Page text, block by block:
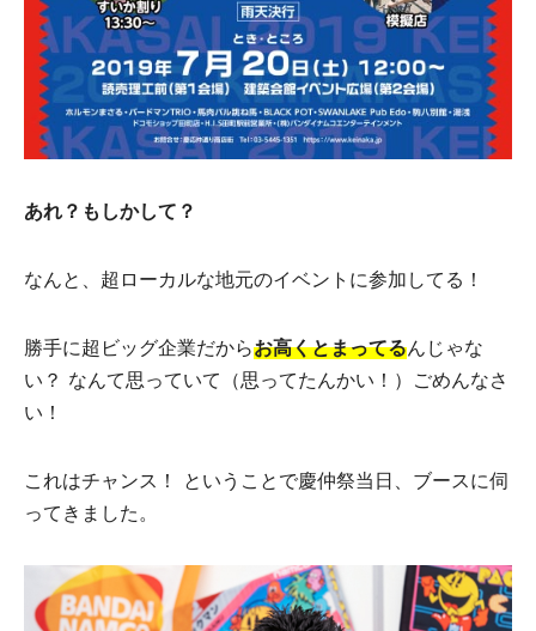
あれ？もしかして？
なんと、超ローカルな地元のイベントに参加してる！
勝手に超ビッグ企業だからお高くとまってるんじゃな
い？ なんて思っていて（思ってたんかい！）ごめんなさ
い！
これはチャンス！ ということで慶仲祭当日、ブースに伺
ってきました。